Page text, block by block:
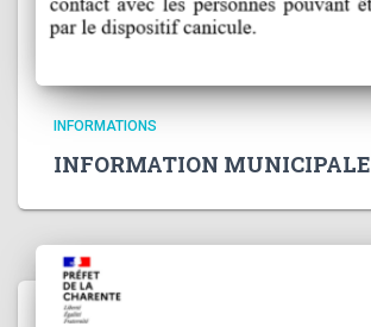
INFORMATIONS
INFORMATION MUNICIPALE